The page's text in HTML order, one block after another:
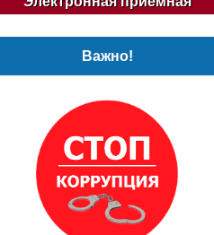
Важно!